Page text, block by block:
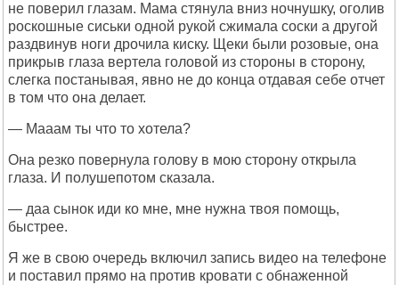
не поверил глазам. Мама стянула вниз ночнушку, оголив
роскошные сиськи одной рукой сжимала соски а другой
раздвинув ноги дрочила киску. Щеки были розовые, она
прикрыв глаза вертела головой из стороны в сторону,
слегка постанывая, явно не до конца отдавая себе отчет
в том что она делает.
— Мааам ты что то хотела?
Она резко повернула голову в мою сторону открыла
глаза. И полушепотом сказала.
— даа сынок иди ко мне, мне нужна твоя помощь,
быстрее.
Я же в свою очередь включил запись видео на телефоне
и поставил прямо на против кровати с обнаженной